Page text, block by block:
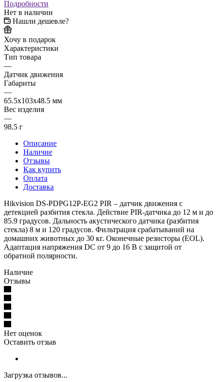
Подробности
Нет в наличии
Нашли дешевле?
Хочу в подарок
Характеристики
Тип товара
—
Датчик движения
Габариты
—
65.5x103x48.5 мм
Вес изделия
—
98.5 г
Описание
Наличие
Отзывы
Как купить
Оплата
Доставка
Hikvision DS-PDPG12P-EG2 PIR – датчик движения с
детекцией разбития стекла. Действие PIR-датчика до 12 м и до
85.9 градусов. Дальность акустического датчика (разбития
стекла) 8 м и 120 градусов. Фильтрация срабатываний на
домашних животных до 30 кг. Оконечные резисторы (EOL).
Адаптация напряжения DC от 9 до 16 В с защитой от
обратной полярности.
Наличие
Отзывы
Нет оценок
Оставить отзыв
Загрузка отзывов...